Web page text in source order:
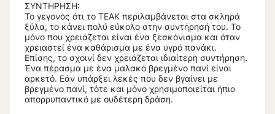
ΣΥΝΤΗΡΗΣΗ:
Το γεγονός ότι το ΤΕΑΚ περιλαμβάνεται στα σκληρά
ξύλα, το κάνει πολύ εύκολο στην συντήρησή του. Το
μόνο που χρειάζεται είναι ένα ξεσκόνισμα και όταν
χρειαστεί ένα καθάρισμα με ένα υγρό πανάκι.
Επίσης, το σχοινί δεν χρειάζεται ιδιαίτερη συντήρηση.
Ένα πέρασμα με ένα μαλακό βρεγμένο πανί είναι
αρκετό. Εάν υπάρξει λεκές που δεν βγαίνει με
βρεγμένο πανί, τότε και μόνο χρησιμοποιείται ήπιο
απορρυπαντικό με ουδέτερη δράση.